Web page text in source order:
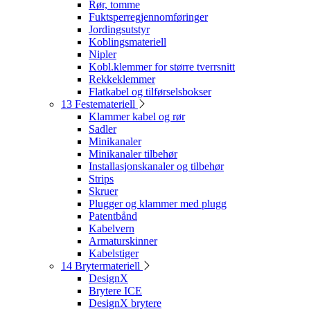
Rør, tomme
Fuktsperregjennomføringer
Jordingsutstyr
Koblingsmateriell
Nipler
Kobl.klemmer for større tverrsnitt
Rekkeklemmer
Flatkabel og tilførselsbokser
13 Festemateriell
Klammer kabel og rør
Sadler
Minikanaler
Minikanaler tilbehør
Installasjonskanaler og tilbehør
Strips
Skruer
Plugger og klammer med plugg
Patentbånd
Kabelvern
Armaturskinner
Kabelstiger
14 Brytermateriell
DesignX
Brytere ICE
DesignX brytere